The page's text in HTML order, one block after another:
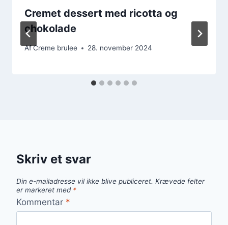
Cremet dessert med ricotta og
chokolade
AfCreme brulee 28. november 2024
Skriv et svar
Din e-mailadresse vil ikke blive publiceret. Krævede felter
er markeret med *
Kommentar *